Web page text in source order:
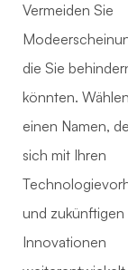
Vermeiden Sie
die Sie
könnten.
einen Namen,
sich mit Ihren
und zukünftigen
Innovationen